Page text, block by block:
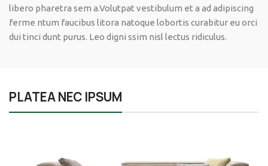
libero pharetra sem a.Volutpat vestibulum et a ad adipiscing
ferme ntum faucibus litora natoque lobortis curabitur eu orci
dui tinci dunt purus. Leo digni ssim nisl lectus ridiculus.
PLATEA NEC IPSUM